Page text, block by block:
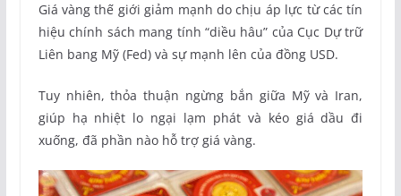
Giá vàng thế giới giảm mạnh do chịu áp lực từ các tín
hiệu chính sách mang tính “diều hâu” của Cục Dự trữ
Liên bang Mỹ (Fed) và sự mạnh lên của đồng USD.
Tuy nhiên, thỏa thuận ngừng bắn giữa Mỹ và Iran,
giúp hạ nhiệt lo ngại lạm phát và kéo giá dầu đi
xuống, đã phần nào hỗ trợ giá vàng.